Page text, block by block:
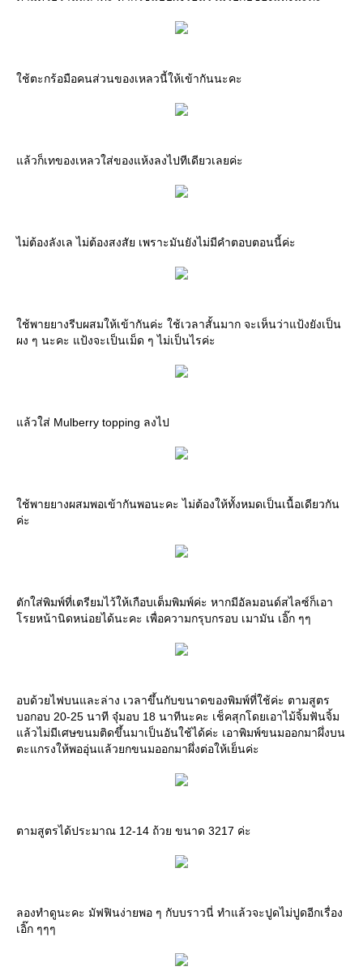
ใช้ตะกร้อมือคนส่วนของเหลวนี้ให้เข้ากันนะคะ
แล้วก็เทของเหลวใส่ของแห้งลงไปทีเดียวเลยค่ะ
ไม่ต้องลังเล ไม่ต้องสงสัย เพราะมันยังไม่มีคำตอบตอนนี้ค่ะ
ใช้พายยางรีบผสมให้เข้ากันค่ะ ใช้เวลาสั้นมาก จะเห็นว่าแป้งยังเป็น
ผง ๆ นะคะ แป้งจะเป็นเม็ด ๆ ไม่เป็นไรค่ะ
แล้วใส่ Mulberry topping ลงไป
ใช้พายยางผสมพอเข้ากันพอนะคะ ไม่ต้องให้ทั้งหมดเป็นเนื้อเดียวกัน
ค่ะ
ตักใส่พิมพ์ที่เตรียมไว้ให้เกือบเต็มพิมพ์ค่ะ หากมีอัลมอนด์สไลซ์ก็เอา
โรยหน้านิดหน่อยได้นะคะ เพื่อความกรุบกรอบ เมามัน เอิ๊ก ๆๆ
อบด้วยไฟบนและล่าง เวลาขึ้นกับขนาดของพิมพ์ที่ใช้ค่ะ ตามสูตร
บอกอบ 20-25 นาที จุ๋มอบ 18 นาทีนะคะ เช็คสุกโดยเอาไม้จิ้มฟันจิ้ม
แล้วไม่มีเศษขนมติดขึ้นมาเป็นอันใช้ได้ค่ะ เอาพิมพ์ขนมออกมาผึ่งบน
ตะแกรงให้พออุ่นแล้วยกขนมออกมาผึ่งต่อให้เย็นค่ะ
ตามสูตรได้ประมาณ 12-14 ถ้วย ขนาด 3217 ค่ะ
ลองทำดูนะคะ มัฟฟินง่ายพอ ๆ กับบราวนี่ ทำแล้วจะปูดไม่ปูดอีกเรื่อง
เอิ๊ก ๆๆๆ